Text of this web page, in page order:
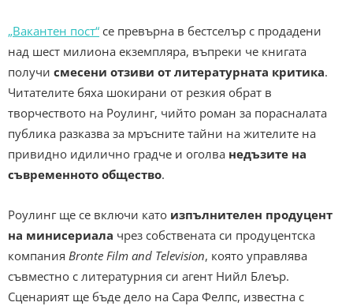
„Вакантен пост“ се превърна в бестселър с продадени
над шест милиона екземпляра, въпреки че книгата
получи смесени отзиви от литературната критика.
Читателите бяха шокирани от резкия обрат в
творчеството на Роулинг, чийто роман за порасналата
публика разказва за мръсните тайни на жителите на
привидно идилично градче и оголва недъзите на
съвременното общество.
Роулинг ще се включи като изпълнителен продуцент
на минисериала чрез собствената си продуцентска
компания Bronte Film and Television, която управлява
съвместно с литературния си агент Нийл Блеър.
Сценарият ще бъде дело на Сара Фелпс, известна с